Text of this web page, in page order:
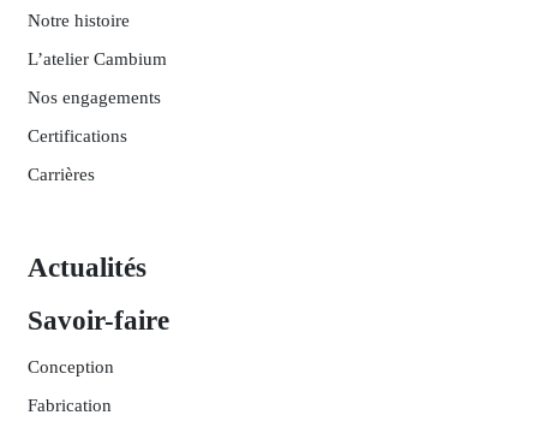
Notre histoire
L’atelier Cambium
Nos engagements
Certifications
Carrières
Actualités
Savoir-faire
Conception
Fabrication